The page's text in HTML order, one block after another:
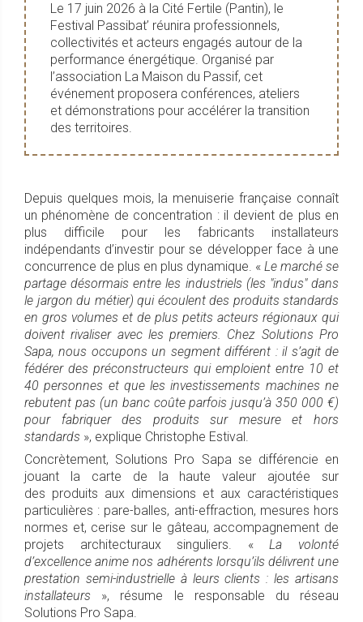
Le 17 juin 2026 à la Cité Fertile (Pantin), le
Festival Passibat’ réunira professionnels,
collectivités et acteurs engagés autour de la
performance énergétique. Organisé par
l’association La Maison du Passif, cet
événement proposera conférences, ateliers
et démonstrations pour accélérer la transition
des territoires.
Depuis quelques mois, la menuiserie française connaît
un phénomène de concentration : il devient de plus en
plus difficile pour les fabricants installateurs
indépendants d’investir pour se développer face à une
concurrence de plus en plus dynamique. « Le marché se
partage désormais entre les industriels (les "indus" dans
le jargon du métier) qui écoulent des produits standards
en gros volumes et de plus petits acteurs régionaux qui
doivent rivaliser avec les premiers. Chez Solutions Pro
Sapa, nous occupons un segment différent : il s’agit de
fédérer des préconstructeurs qui emploient entre 10 et
40 personnes et que les investissements machines ne
rebutent pas (un banc coûte parfois jusqu’à 350 000 €)
pour fabriquer des produits sur mesure et hors
standards », explique Christophe Estival.
Concrètement, Solutions Pro Sapa se différencie en
jouant la carte de la haute valeur ajoutée sur
des produits aux dimensions et aux caractéristiques
particulières : pare-balles, anti-effraction, mesures hors
normes et, cerise sur le gâteau, accompagnement de
projets architecturaux singuliers. «La volonté
d’excellence anime nos adhérents lorsqu’ils délivrent une
prestation semi-industrielle à leurs clients : les artisans
installateurs », résume le responsable du réseau
Solutions Pro Sapa.